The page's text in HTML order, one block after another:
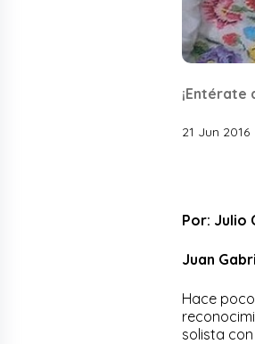
¡Entérate
21 Jun 2016
Por: Julio
Juan
Hace
solista